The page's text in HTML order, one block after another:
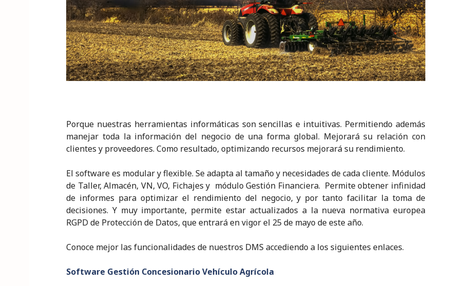
Porque nuestras herramientas informáticas son sencillas e intuitivas. Permitiendo además
manejar toda la información del negocio de una forma global. Mejorará su relación con
clientes y proveedores. Como resultado, optimizando recursos mejorará su rendimiento.
El software es modular y flexible. Se adapta al tamaño y necesidades de cada cliente. Módulos
de Taller, Almacén, VN, VO, Fichajes y módulo Gestión Financiera. Permite obtener infinidad
de informes para optimizar el rendimiento del negocio, y por tanto facilitar la toma de
decisiones. Y muy importante, permite estar actualizados a la nueva normativa europea
RGPD de Protección de Datos, que entrará en vigor el 25 de mayo de este año.
Conoce mejor las funcionalidades de nuestros DMS accediendo a los siguientes enlaces.
Software Gestión Concesionario Vehículo Agrícola